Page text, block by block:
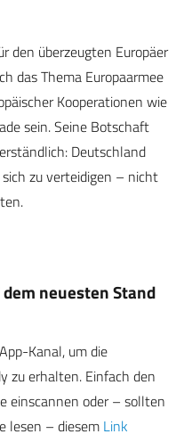
den überzeugten Europäer
das Thema Europaarmee
Kooperationen wie
sein. Seine Botschaft
Deutschland
zu verteidigen – nicht
neuesten Stand
Kanal, um die
zu erhalten. Einfach den
einscannen oder – sollten
lesen – diesem Link